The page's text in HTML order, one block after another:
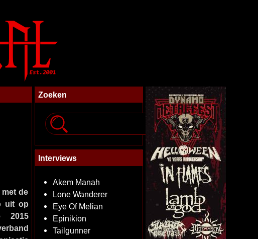
de
uit op
2015
Zoeken
Interviews
Akem Manah
Lone Wanderer
Eye Of Melian
Epinikion
Tailgunner